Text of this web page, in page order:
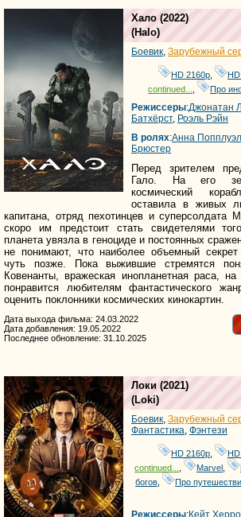
Хало (2022)
(Halo)
Боевик, Зарубежный
HD 2160р
continued...
Про
Режиссеры:Джонатан
Батхёрст, Роэль Рэйн
В ролях:Анна
Брюстер
Перед зрителем
Гало. На его
космический
оставила в живых
капитана, отряд пехотинцев и суперсолдата
скоро им предстоит стать свидетелями
планета увязла в геноциде и постоянных
не понимают, что наиболее объемный
чуть позже. Пока выжившие стремятся
Ковенанты, вражеская инопланетная раса,
понравится любителям фантастического
оценить поклонники космических кинокартин.
Дата выхода фильма: 24.03.2022
Дата добавления: 19.05.2022
Последнее обновление: 31.10.2025
Локи (2021)
(Loki)
Боевик, Зарубежный
Фантастика, Фэнтези
HD 2160р
continued...
Marvel
богов
Про
Режиссеры:Кейт